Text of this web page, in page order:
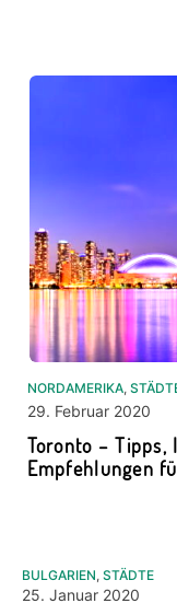
NORDAMERIKA,
29. Februar 2020
Toronto – Tipps,
Empfehlungen
BULGARIEN, STÄDTE
25. Januar 2020